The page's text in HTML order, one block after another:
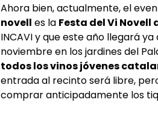
Ahora bien, actualmente, el
novell es la Festa del Vi Novell
INCAVI y que este año llegará
noviembre en los jardines del
todos los vinos jóvenes
entrada al recinto será libre,
comprar anticipadamente los